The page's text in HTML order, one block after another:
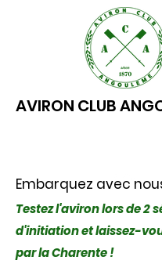
AVIRON CLUB
Embarquez avec
Testez l'aviron lors de 2
d'initiation et laissez-
par la Charente !